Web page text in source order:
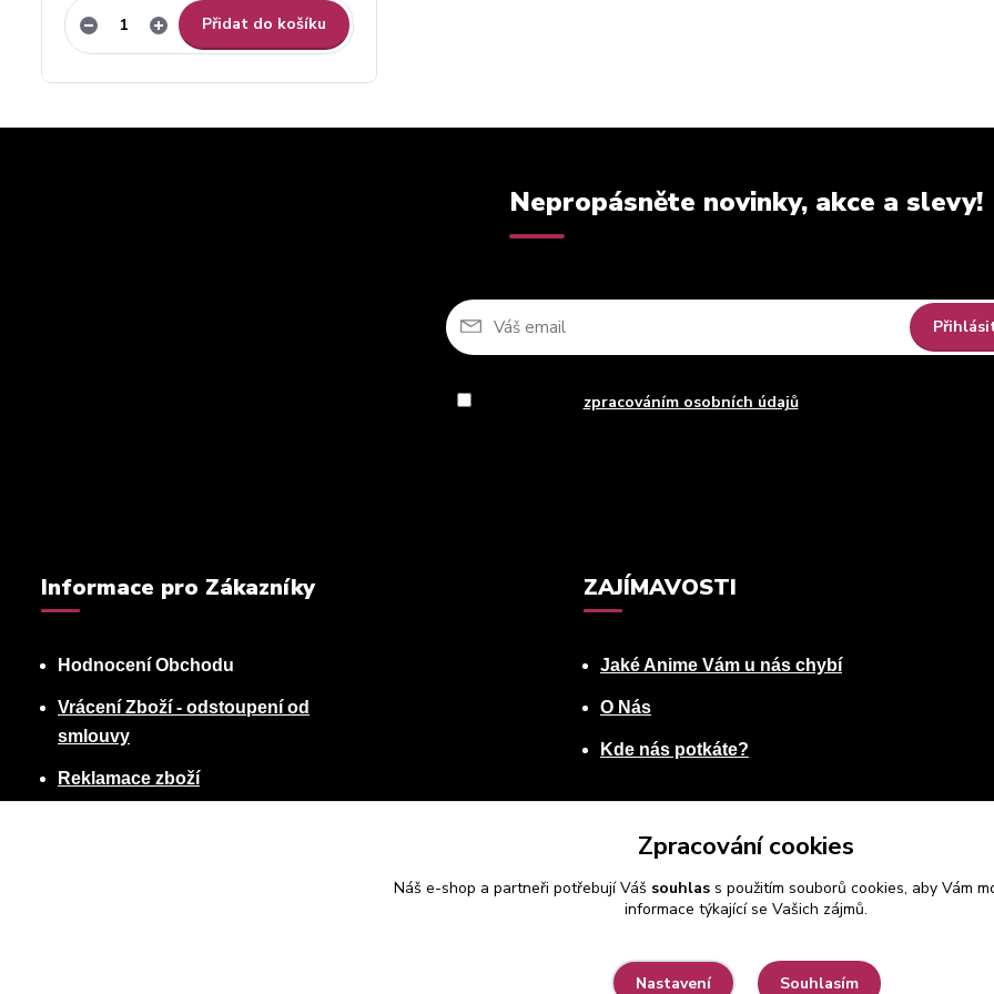
Přidat do košíku
Nepropásněte novinky, akce a slevy!
zpracováním osobních údajůza účelem rozesílky
Informace pro Zákazníky
Hodnocení Obchodu
Vrácení Zboží - odstoupení od
smlouvy
Reklamace zboží
ZAJÍMAVOSTI
Jaké Anime Vám u nás chybí
O Nás
Kde nás potkáte?
Zpracování cookies
Náš e-shop a partneři potřebují Váš souhlass použitím souborů cookies, aby Vám
informace týkající se Vašich zájmů.
Nastavení Souhlasím